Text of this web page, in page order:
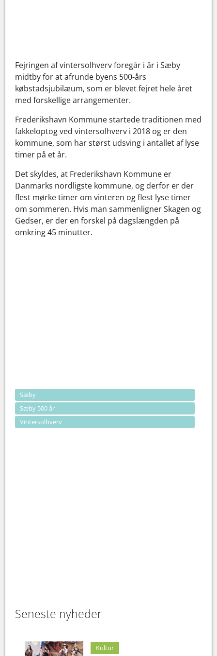
Fejringen af vintersolhverv foregår i år i Sæby
midtby for at afrunde byens 500-års
købstadsjubilæum, som er blevet fejret hele året
med forskellige arrangementer.
Frederikshavn Kommune startede traditionen med
fakkeloptog ved vintersolhverv i 2018 og er den
kommune, som har størst udsving i antallet af lyse
timer på et år.
Det skyldes, at Frederikshavn Kommune er
Danmarks nordligste kommune, og derfor er der
flest mørke timer om vinteren og flest lyse timer
om sommeren. Hvis man sammenligner Skagen og
Gedser, er der en forskel på dagslængden på
omkring 45 minutter.
Sæby
Sæby 500 år
Vintersolhverv
Seneste nyheder
Kultur